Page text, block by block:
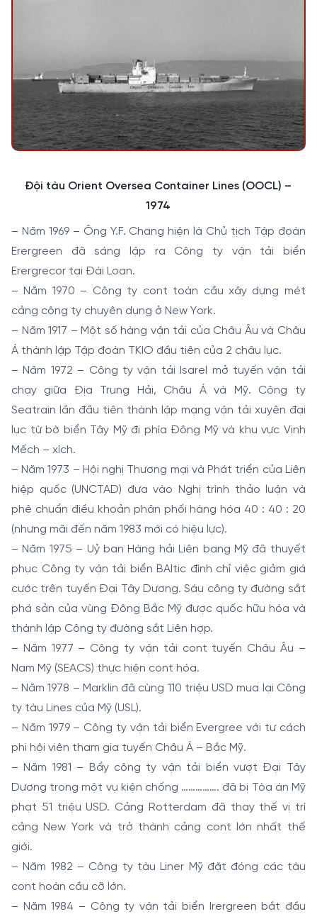
Đội tàu Orient Oversea Container Lines (OOCL) –
1974
– Năm 1969 – Ông Y.F. Chang hiện là Chủ tịch Tập đoàn
Erergreen đã sáng lập ra Công ty vận tải biển
Erergrecor tại Đài Loan.
– Năm 1970 – Công ty cont toàn cầu xây dựng mét
cảng công ty chuyên dụng ở New York.
– Năm 1917 – Một số hàng vận tải của Châu Âu và Châu
Á thành lập Tập đoàn TKIO đầu tiên của 2 châu lục.
– Năm 1972 – Công ty vận tải Isarel mở tuyến vận tải
chạy giữa Địa Trung Hải, Châu Á và Mỹ. Công ty
Seatrain lần đầu tiên thành lập mạng vận tải xuyên đại
lục từ bờ biển Tây Mỹ đi phía Đông Mỹ và khu vực Vịnh
Mếch – xích.
– Năm 1973 – Hội nghị Thương mại và Phát triển của Liên
hiệp quốc (UNCTAD) đưa vào Nghị trình thảo luận và
phê chuẩn điều khoản phân phối hàng hóa 40 : 40 : 20
(nhưng mãi đến năm 1983 mới có hiệu lực).
– Năm 1975 – Uỷ ban Hàng hải Liên bang Mỹ đã thuyết
phục Công ty vận tải biển BAltic đình chỉ việc giảm giá
cước trên tuyến Đại Tây Dương. Sáu công ty đường sắt
phá sản của vùng Đông Bắc Mỹ được quốc hữu hóa và
thành lập Công ty đường sắt Liên hợp.
– Năm 1977 – Công ty vận tải cont tuyến Châu Âu –
Nam Mỹ (SEACS) thực hiện cont hóa.
– Năm 1978 – Marklin đã cùng 110 triệu USD mua lại Công
ty tàu Lines của Mỹ (USL).
– Năm 1979 – Công ty vận tải biển Evergree với tư cách
phi hội viên tham gia tuyến Châu Á – Bắc Mỹ.
– Năm 1981 – Bẩy công ty vận tải biển vượt Đại Tây
Dương trong một vụ kiện chống ……………. đã bị Tòa án Mỹ
phạt 51 triệu USD. Cảng Rotterdam đã thay thế vị trí
cảng New York và trở thành cảng cont lớn nhất thế
giới.
– Năm 1982 – Công ty tàu Liner Mỹ đặt đóng các tàu
cont hoàn cầu cỡ lớn.
– Năm 1984 – Công ty vận tải biển Irergreen bắt đầu